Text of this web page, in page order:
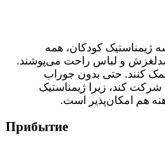
جلسه ژیمناستیک کودکان، همه
و لباس راحت می‌پوشند.
کمک کنند. حتی بدون جوراب
کند، زیرا ژیمناستیک
هم امکان‌پذیر است.
Прибытие